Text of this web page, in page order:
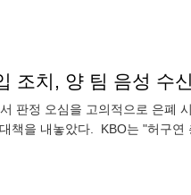
조치, 양 팀 음성 수
판정 오심을 고의적으로 은폐
을 내놓았다. KBO는 "허구연